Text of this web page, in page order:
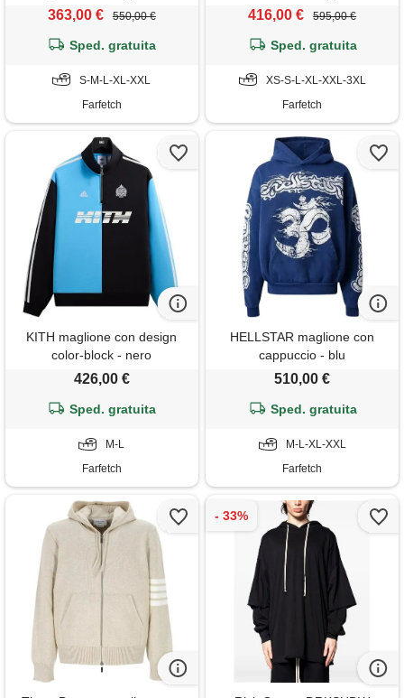
nero
363,00 € 550,00 €
Sped. gratuita
S-M-L-XL-XXL
Farfetch
verde
416,00 € 595,00 €
Sped. gratuita
XS-S-L-XL-XXL-3XL
Farfetch
KITH maglione con design
color-block - nero
426,00 €
Sped. gratuita
M-L
Farfetch
HELLSTAR maglione con
cappuccio - blu
510,00 €
Sped. gratuita
M-L-XL-XXL
Farfetch